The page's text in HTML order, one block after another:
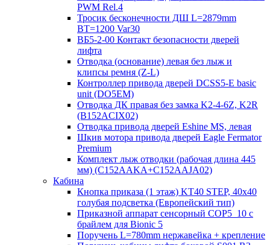
PWM Rel.4
Тросик бесконечности ДШ L=2879mm
BT=1200 Var30
ВБ5-2-00 Контакт безопасности дверей
лифта
Отводка (основание) левая без лыж и
клипсы ремня (Z-L)
Контроллер привода дверей DCSS5-E basic
unit (DO5EM)
Отводка ДК правая без замка K2-4-6Z, K2R
(B152ACIX02)
Отводка привода дверей Eshine MS, левая
Шкив мотора привода дверей Eagle Fermator
Premium
Комплект лыж отводки (рабочая длина 445
мм) (C152AAKA+C152AAJA02)
Кабина
Кнопка приказа (1 этаж) KT40 STEP, 40х40
голубая подсветка (Европейский тип)
Приказной аппарат сенсорный COP5_10 с
брайлем для Bionic 5
Поручень L=780mm нержавейка + крепление